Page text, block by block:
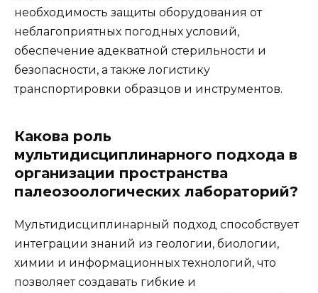
необходимость защиты оборудования от
неблагоприятных погодных условий,
обеспечение адекватной стерильности и
безопасности, а также логистику
транспортировки образцов и инструментов.
Какова роль
мультидисциплинарного подхода в
организации пространства
палеозоологических лабораторий?
Мультидисциплинарный подход способствует
интеграции знаний из геологии, биологии,
химии и информационных технологий, что
позволяет создавать гибкие и